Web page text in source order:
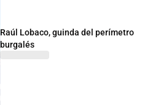
Raúl Lobaco, guinda del perímetro
burgalés